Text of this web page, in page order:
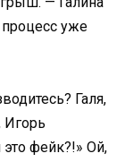
процесс уже
Галя,
Игорь
фейк?!» Ой,